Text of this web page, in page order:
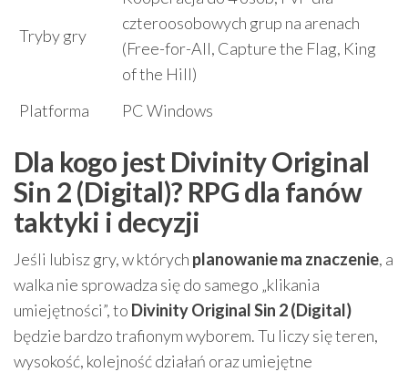
Tryby gry
czteroosobowych grup na arenach
(Free-for-All, Capture the Flag, King
of the Hill)
Platforma
PC Windows
Dla kogo jest Divinity Original
Sin 2 (Digital)? RPG dla fanów
taktyki i decyzji
Jeśli lubisz gry, w których planowanie ma znaczenie, a
walka nie sprowadza się do samego „klikania
umiejętności”, to Divinity Original Sin 2 (Digital)
będzie bardzo trafionym wyborem. Tu liczy się teren,
wysokość, kolejność działań oraz umiejętne